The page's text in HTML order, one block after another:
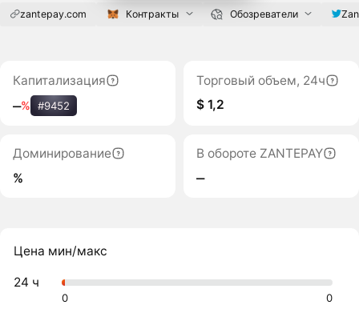
zantepay.com Контракты Обозреватели
Капитализация
‒% #9452
Торговый объем, 24ч
$ 1,2
Доминирование
%
В обороте ZANTEPAY
‒
Цена мин/макс
24 ч
0 0